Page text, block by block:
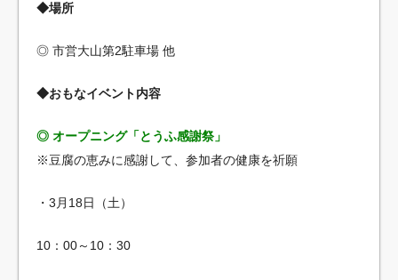
◆場所
◎ 市営大山第2駐車場 他
◆おもなイベント内容
◎ オープニング「とうふ感謝祭」
※豆腐の恵みに感謝して、参加者の健康を祈願
・3月18日（土）
10：00～10：30